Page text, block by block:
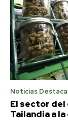
Noticias
El sector del
Tailandia a